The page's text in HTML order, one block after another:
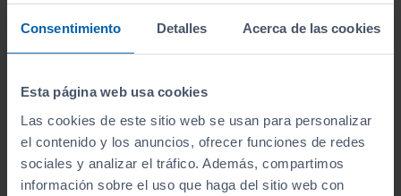
Consentimiento Detalles Acerca de las cookies
Esta página web usa cookies
Las cookies de este sitio web se usan para personalizar
el contenido y los anuncios, ofrecer funciones de redes
sociales y analizar el tráfico. Además, compartimos
información sobre el uso que haga del sitio web con